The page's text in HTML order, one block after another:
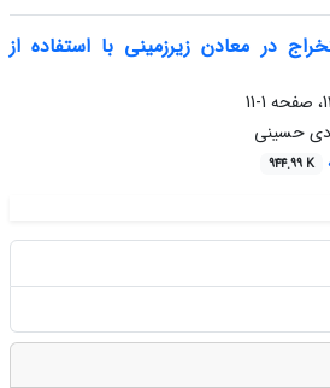
در معادن زیرزمینی با استفاده از
1-11
حسینی
944.99 K